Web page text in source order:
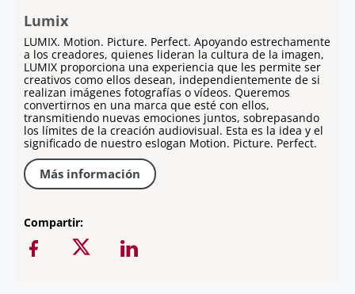
Lumix
LUMIX. Motion. Picture. Perfect. Apoyando estrechamente
a los creadores, quienes lideran la cultura de la imagen,
LUMIX proporciona una experiencia que les permite ser
creativos como ellos desean, independientemente de si
realizan imágenes fotografías o vídeos. Queremos
convertirnos en una marca que esté con ellos,
transmitiendo nuevas emociones juntos, sobrepasando
los límites de la creación audiovisual. Esta es la idea y el
significado de nuestro eslogan Motion. Picture. Perfect.
Más información
Compartir: